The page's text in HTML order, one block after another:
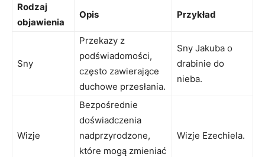
Rodzaj
objawienia
Opis Przykład
Sny
Przekazy z
podświadomości,
często zawierające
duchowe przesłania.
Sny Jakuba o
drabinie do
nieba.
Wizje
Bezpośrednie
doświadczenia
nadprzyrodzone,
które mogą zmieniać
Wizje Ezechiela.